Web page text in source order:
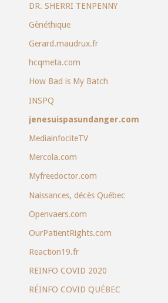
DR. SHERRI TENPENNY
Gènéthique
Gerard.maudrux.fr
hcqmeta.com
How Bad is My Batch
INSPQ
jenesuispasundanger.com
MediainfociteTV
Mercola.com
Myfreedoctor.com
Naissances, décès Québec
Openvaers.com
OurPatientRights.com
Reaction19.fr
REINFO COVID 2020
RÉINFO COVID QUÉBEC